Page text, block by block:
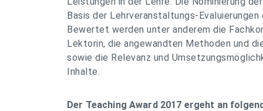
Basis der Lehrveranstaltungs-
Bewertet werden unter anderem die
Lektorin, die angewandten Methoden und
sowie die Relevanz und
Inhalte.
Der Teaching Award 2017 ergeht an